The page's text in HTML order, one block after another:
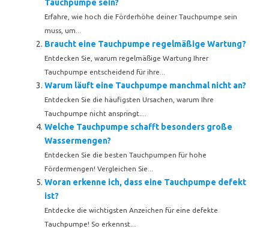
Tauchpumpe sein?
Erfahre, wie hoch die Förderhöhe deiner Tauchpumpe sein
muss, um...
Braucht eine Tauchpumpe regelmäßige Wartung?
Entdecken Sie, warum regelmäßige Wartung Ihrer
Tauchpumpe entscheidend für ihre...
Warum läuft eine Tauchpumpe manchmal nicht an?
Entdecken Sie die häufigsten Ursachen, warum Ihre
Tauchpumpe nicht anspringt....
Welche Tauchpumpe schafft besonders große
Wassermengen?
Entdecken Sie die besten Tauchpumpen für hohe
Fördermengen! Vergleichen Sie...
Woran erkenne ich, dass eine Tauchpumpe defekt
ist?
Entdecke die wichtigsten Anzeichen für eine defekte
Tauchpumpe! So erkennst...